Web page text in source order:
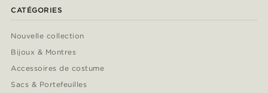
CATÉGORIES
Nouvelle collection
Bijoux & Montres
Accessoires de costume
Sacs & Portefeuilles